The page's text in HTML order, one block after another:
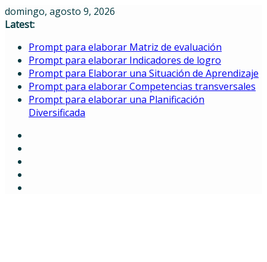
Skip
to
domingo, agosto 9, 2026
Latest:
Prompt para elaborar Matriz de evaluación
Prompt para elaborar Indicadores de logro
Prompt para Elaborar una Situación de Aprendizaje
Prompt para elaborar Competencias transversales
Prompt para elaborar una Planificación
Diversificada